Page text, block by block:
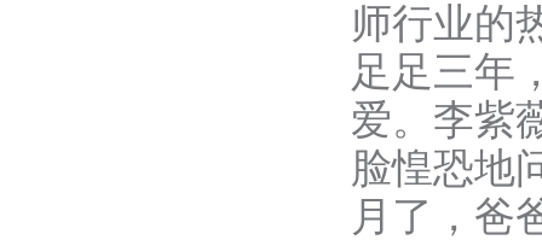
师行业的
足足三年
爱。李紫
脸惶恐地
月了，爸